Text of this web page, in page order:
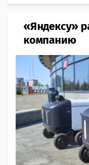
«Яндексу»
компанию